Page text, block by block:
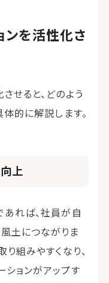
ンを活性化さ
せると、どのよう
体的に解説します。
上
あれば、社員が自
土につながりま
り組みやすくなり、
ションがアップす